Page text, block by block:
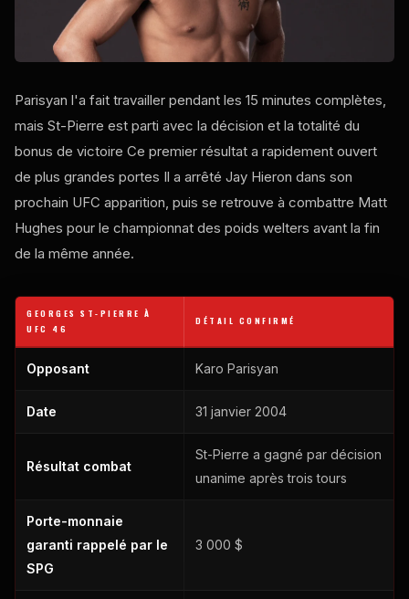
Parisyan l'a fait travailler pendant les 15 minutes complètes,
mais St-Pierre est parti avec la décision et la totalité du
bonus de victoire Ce premier résultat a rapidement ouvert
de plus grandes portes Il a arrêté Jay Hieron dans son
prochain UFC apparition, puis se retrouve à combattre Matt
Hughes pour le championnat des poids welters avant la fin
de la même année.
GEORGES ST-PIERRE À
UFC
46
DÉTAIL CONFIRMÉ
Opposant Karo Parisyan
Date 31 janvier 2004
Résultat combat
St-Pierre a gagné par décision
unanime après trois tours
Porte-monnaie
garanti rappelé par le
SPG
3 000 $